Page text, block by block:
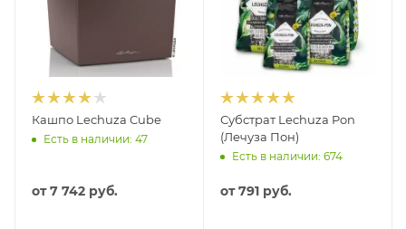
Кашпо Lechuza Cube
Есть в наличии: 47
от7 742 руб.
Субстрат Lechuza Pon
(Лечуза Пон)
Есть в наличии: 674
от791 руб.